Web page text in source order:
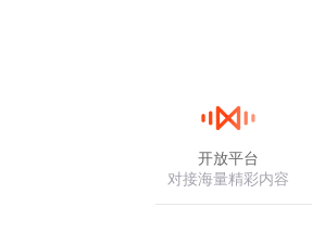
开放平台
对接海量精彩内容